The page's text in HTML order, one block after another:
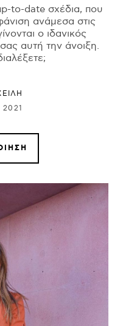
to-date σχέδια, που
ανάμεσα στις
ο ιδανικός
αυτή την άνοιξη.